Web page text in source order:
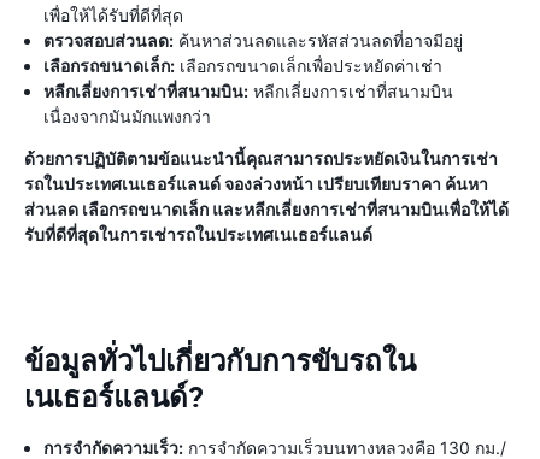
เพื่อให้ได้รับที่ดีที่สุด
ตรวจสอบส่วนลด: ค้นหาส่วนลดและรหัสส่วนลดที่อาจมีอยู่
เลือกรถขนาดเล็ก: เลือกรถขนาดเล็กเพื่อประหยัดค่าเช่า
หลีกเลี่ยงการเช่าที่สนามบิน: หลีกเลี่ยงการเช่าที่สนามบิน
เนื่องจากมันมักแพงกว่า
ด้วยการปฏิบัติตามข้อแนะนำนี้คุณสามารถประหยัดเงินในการเช่า
รถในประเทศเนเธอร์แลนด์ จองล่วงหน้า เปรียบเทียบราคา ค้นหา
ส่วนลด เลือกรถขนาดเล็ก และหลีกเลี่ยงการเช่าที่สนามบินเพื่อให้ได้
รับที่ดีที่สุดในการเช่ารถในประเทศเนเธอร์แลนด์
ข้อมูลทั่วไปเกี่ยวกับการขับรถใน
เนเธอร์แลนด์?
การจำกัดความเร็ว: การจำกัดความเร็วบนทางหลวงคือ 130 กม./